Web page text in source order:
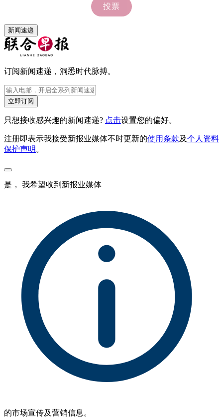
新闻速递
订阅新闻速递，洞悉时代脉搏。
立即订阅
只想接收感兴趣的新闻速递? 点击设置您的偏好。
注册即表示我接受新报业媒体不时更新的使用条款及个人资料
保护声明 。
是， 我希望收到新报业媒体
的市场宣传及营销信息。